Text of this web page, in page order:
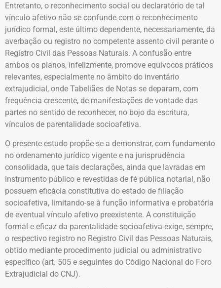
Entretanto, o reconhecimento social ou declaratório de tal
vínculo afetivo não se confunde com o reconhecimento
jurídico formal, este último dependente, necessariamente, da
averbação ou registro no competente assento civil perante o
Registro Civil das Pessoas Naturais. A confusão entre
ambos os planos, infelizmente, promove equívocos práticos
relevantes, especialmente no âmbito do inventário
extrajudicial, onde Tabeliães de Notas se deparam, com
frequência crescente, de manifestações de vontade das
partes no sentido de reconhecer, no bojo da escritura,
vínculos de parentalidade socioafetiva.
O presente estudo propõe-se a demonstrar, com fundamento
no ordenamento jurídico vigente e na jurisprudência
consolidada, que tais declarações, ainda que lavradas em
instrumento público e revestidas de fé pública notarial, não
possuem eficácia constitutiva do estado de filiação
socioafetiva, limitando-se à função informativa e probatória
de eventual vínculo afetivo preexistente. A constituição
formal e eficaz da parentalidade socioafetiva exige, sempre,
o respectivo registro no Registro Civil das Pessoas Naturais,
obtido mediante procedimento judicial ou administrativo
específico (art. 505 e seguintes do Código Nacional do Foro
Extrajudicial do CNJ).